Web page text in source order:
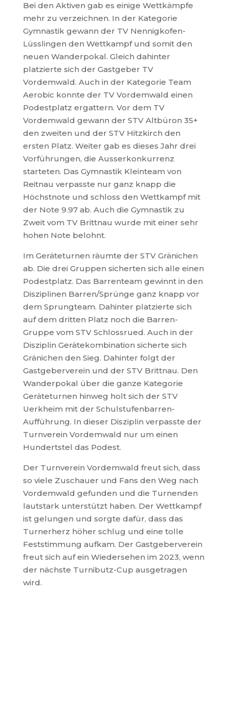
Bei den Aktiven gab es einige Wettkämpfe
mehr zu verzeichnen. In der Kategorie
Gymnastik gewann der TV Nennigkofen-
Lüsslingen den Wettkampf und somit den
neuen Wanderpokal. Gleich dahinter
platzierte sich der Gastgeber TV
Vordemwald. Auch in der Kategorie Team
Aerobic konnte der TV Vordemwald einen
Podestplatz ergattern. Vor dem TV
Vordemwald gewann der STV Altbüron 35+
den zweiten und der STV Hitzkirch den
ersten Platz. Weiter gab es dieses Jahr drei
Vorführungen, die Ausserkonkurrenz
starteten. Das Gymnastik Kleinteam von
Reitnau verpasste nur ganz knapp die
Höchstnote und schloss den Wettkampf mit
der Note 9.97 ab. Auch die Gymnastik zu
Zweit vom TV Brittnau wurde mit einer sehr
hohen Note belohnt.
Im Geräteturnen räumte der STV Gränichen
ab. Die drei Gruppen sicherten sich alle einen
Podestplatz. Das Barrenteam gewinnt in den
Disziplinen Barren/Sprünge ganz knapp vor
dem Sprungteam. Dahinter platzierte sich
auf dem dritten Platz noch die Barren-
Gruppe vom STV Schlossrued. Auch in der
Disziplin Gerätekombination sicherte sich
Gränichen den Sieg. Dahinter folgt der
Gastgeberverein und der STV Brittnau. Den
Wanderpokal über die ganze Kategorie
Geräteturnen hinweg holt sich der STV
Uerkheim mit der Schulstufenbarren-
Aufführung. In dieser Disziplin verpasste der
Turnverein Vordemwald nur um einen
Hundertstel das Podest.
Der Turnverein Vordemwald freut sich, dass
so viele Zuschauer und Fans den Weg nach
Vordemwald gefunden und die Turnenden
lautstark unterstützt haben. Der Wettkampf
ist gelungen und sorgte dafür, dass das
Turnerherz höher schlug und eine tolle
Feststimmung aufkam. Der Gastgeberverein
freut sich auf ein Wiedersehen im 2023, wenn
der nächste Turnibutz-Cup ausgetragen
wird.